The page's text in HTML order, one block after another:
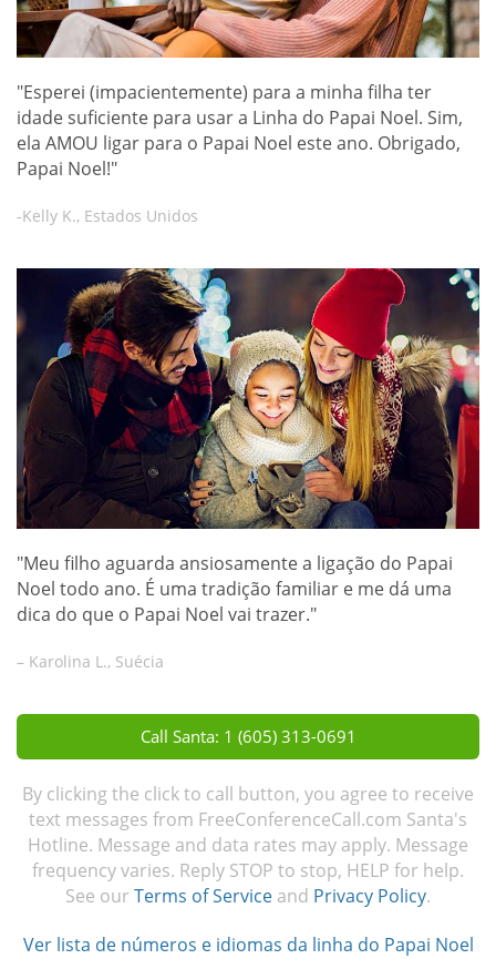
"Esperei (impacientemente) para a minha filha ter
idade suficiente para usar a Linha do Papai Noel. Sim,
ela AMOU ligar para o Papai Noel este ano. Obrigado,
Papai Noel!"
-Kelly K., Estados Unidos
"Meu filho aguarda ansiosamente a ligação do Papai
Noel todo ano. É uma tradição familiar e me dá uma
dica do que o Papai Noel vai trazer."
– Karolina L., Suécia
Call Santa: 1 (605) 313-0691
By clicking the click to call button, you agree to receive
text messages from FreeConferenceCall.com Santa's
Hotline. Message and data rates may apply. Message
frequency varies. Reply STOP to stop, HELP for help.
See our Terms of Service and Privacy Policy.
Ver lista de números e idiomas da linha do Papai Noel